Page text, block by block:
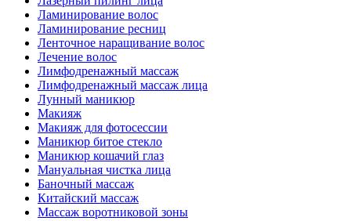
Ламинирование волос
Ламинирование ресниц
Ленточное наращивание волос
Лечение волос
Лимфодренажный массаж
Лимфодренажный массаж лица
Лунный маникюр
Макияж
Макияж для фотосессии
Маникюр битое стекло
Маникюр кошачий глаз
Мануальная чистка лица
Баночный массаж
Китайский массаж
Массаж воротниковой зоны